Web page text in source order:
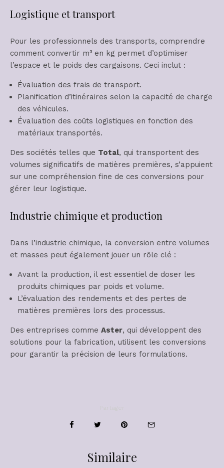
Logistique et transport
Pour les professionnels des transports, comprendre
comment convertir m³ en kg permet d’optimiser
l’espace et le poids des cargaisons. Ceci inclut :
Évaluation des frais de transport.
Planification d’itinéraires selon la capacité de charge
des véhicules.
Évaluation des coûts logistiques en fonction des
matériaux transportés.
Des sociétés telles que Total, qui transportent des
volumes significatifs de matières premières, s’appuient
sur une compréhension fine de ces conversions pour
gérer leur logistique.
Industrie chimique et production
Dans l’industrie chimique, la conversion entre volumes
et masses peut également jouer un rôle clé :
Avant la production, il est essentiel de doser les
produits chimiques par poids et volume.
L’évaluation des rendements et des pertes de
matières premières lors des processus.
Des entreprises comme Aster, qui développent des
solutions pour la fabrication, utilisent les conversions
pour garantir la précision de leurs formulations.
Similaire